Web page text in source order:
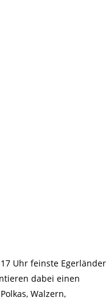
Uhr feinste Egerländer
dabei einen
Walzern,